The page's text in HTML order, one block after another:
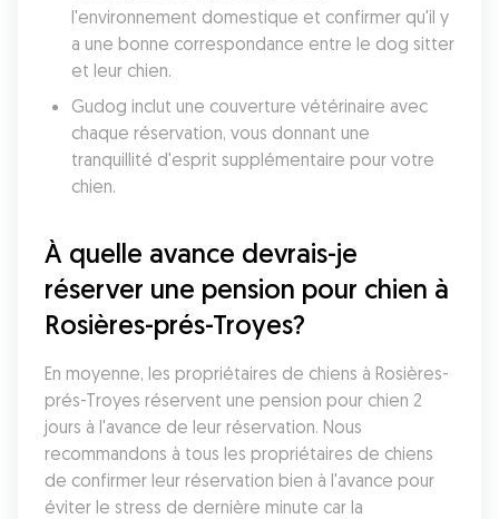
l'environnement domestique et confirmer qu'il y
a une bonne correspondance entre le dog sitter
et leur chien.
Gudog inclut une couverture vétérinaire avec
chaque réservation, vous donnant une
tranquillité d'esprit supplémentaire pour votre
chien.
À quelle avance devrais-je
réserver une pension pour chien à
Rosières-prés-Troyes?
En moyenne, les propriétaires de chiens à Rosières-
prés-Troyes réservent une pension pour chien 2
jours à l'avance de leur réservation. Nous
recommandons à tous les propriétaires de chiens
de confirmer leur réservation bien à l'avance pour
éviter le stress de dernière minute car la